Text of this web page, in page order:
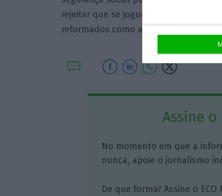
rejeitar que se jogue na roleta da
reformados como a CDU”, apontou.
Assine o
No momento em que a
nunca, apoie o jornalismo
De que forma? Assine o